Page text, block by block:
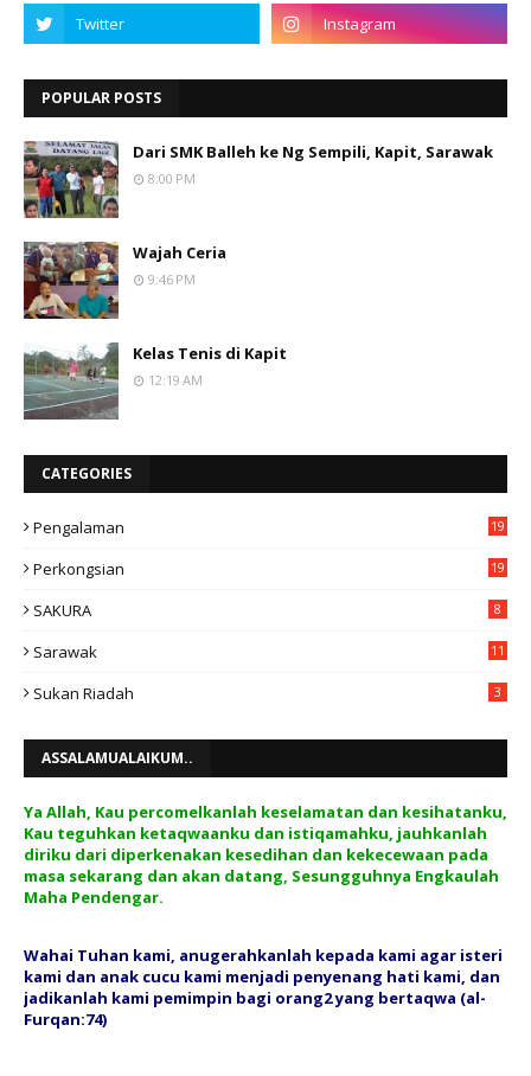
POPULAR POSTS
Dari SMK Balleh ke Ng Sempili, Kapit, Sarawak
8:00 PM
Wajah Ceria
9:46 PM
Kelas Tenis di Kapit
12:19 AM
CATEGORIES
Pengalaman 19
Perkongsian 19
SAKURA 8
Sarawak 11
Sukan Riadah 3
ASSALAMUALAIKUM..
Ya Allah, Kau percomelkanlah keselamatan dan kesihatanku,
Kau teguhkan ketaqwaanku dan istiqamahku, jauhkanlah
diriku dari diperkenakan kesedihan dan kekecewaan pada
masa sekarang dan akan datang, Sesungguhnya Engkaulah
Maha Pendengar.
Wahai Tuhan kami, anugerahkanlah kepada kami agar isteri
kami dan anak cucu kami menjadi penyenang hati kami, dan
jadikanlah kami pemimpin bagi orang2 yang bertaqwa (al-
Furqan:74)